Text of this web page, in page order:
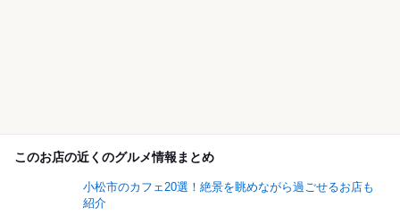
このお店の近くのグルメ情報まとめ
小松市のカフェ20選！絶景を眺めながら過ごせるお店も
紹介